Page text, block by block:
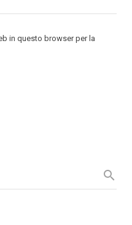
in questo browser per la